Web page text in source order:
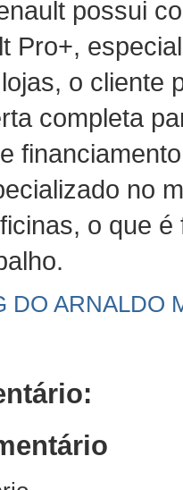
possui
Pro+,
o cliente
completa
no
o que
DO ARNALDO